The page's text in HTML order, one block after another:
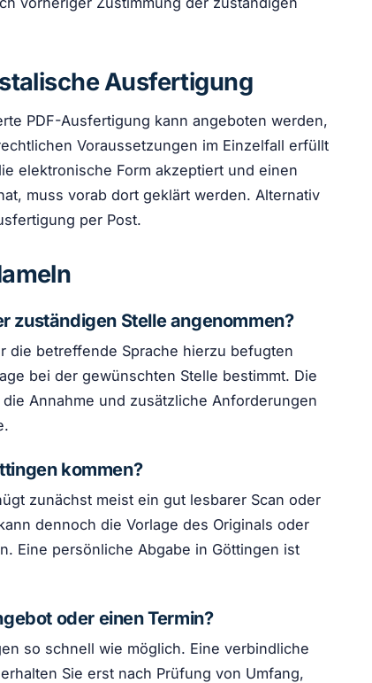
Ausfertigung
PDF-Ausfertigung kann angeboten werden,
Voraussetzungen im Einzelfall erfüllt
elektronische Form akzeptiert und einen
muss vorab dort geklärt werden. Alternativ
per Post.
zuständigen Stelle angenommen?
die betreffende Sprache hierzu befugten
bei der gewünschten Stelle bestimmt. Die
Annahme und zusätzliche Anforderungen
kommen?
zunächst meist ein gut lesbarer Scan oder
dennoch die Vorlage des Originals oder
Eine persönliche Abgabe in Göttingen ist
oder einen Termin?
so schnell wie möglich. Eine verbindliche
Sie erst nach Prüfung von Umfang,